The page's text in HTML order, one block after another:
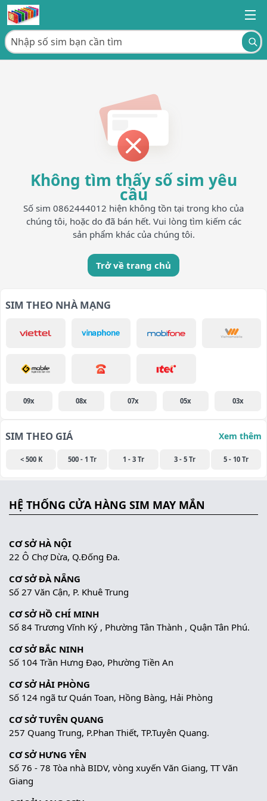
Không tìm thấy số sim yêu
cầu
Số sim 0862444012 hiện không tồn tại trong kho của
chúng tôi, hoặc do đã bán hết. Vui lòng tìm kiếm các
sản phẩm khác của chúng tôi.
Trở về trang chủ
SIM THEO NHÀ MẠNG
09x 08x 07x 05x 03x
SIM THEO GIÁ Xem thêm
< 500 K 500 - 1 Tr 1 - 3 Tr 3 - 5 Tr 5 - 10 Tr
HỆ THỐNG CỬA HÀNG SIM MAY MẮN
CƠ SỞ HÀ NỘI
22 Ô Chợ Dừa, Q.Đống Đa.
CƠ SỞ ĐÀ NẴNG
Số 27 Văn Cận, P. Khuê Trung
CƠ SỞ HỒ CHÍ MINH
Số 84 Trương Vĩnh Ký , Phường Tân Thành , Quận Tân Phú.
CƠ SỞ BẮC NINH
Số 104 Trần Hưng Đạo, Phường Tiền An
CƠ SỞ HẢI PHÒNG
Số 124 ngã tư Quán Toan, Hồng Bàng, Hải Phòng
CƠ SỞ TUYÊN QUANG
257 Quang Trung, P.Phan Thiết, TP.Tuyên Quang.
CƠ SỞ HƯNG YÊN
Số 76 - 78 Tòa nhà BIDV, vòng xuyến Văn Giang, TT Văn
Giang